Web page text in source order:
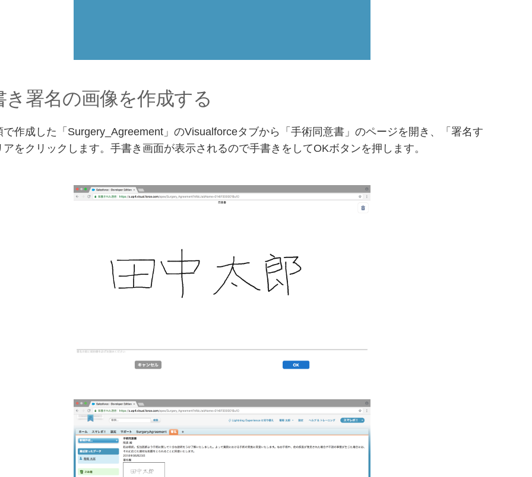
き署名の画像を作成する
で作成した「Surgery_Agreement」のVisualforceタブから「手術同意書」のページを開き、「署名す
アをクリックします。手書き画面が表示されるので手書きをしてOKボタンを押します。